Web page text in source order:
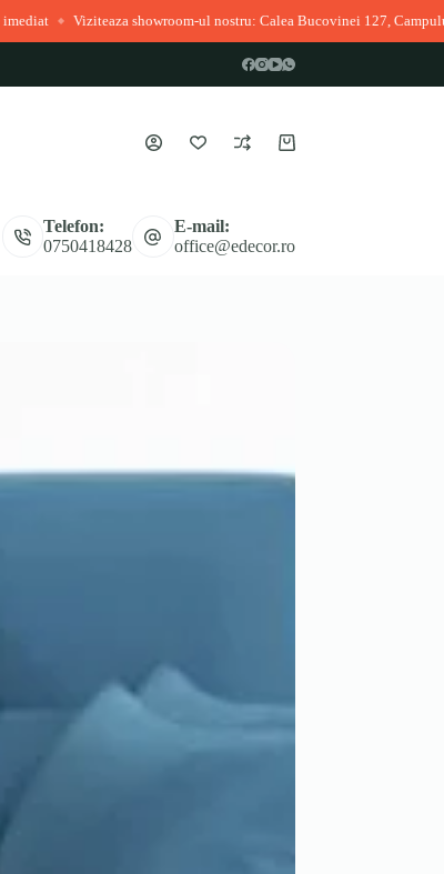
◆ Viziteaza showroom-ul nostru: Calea Bucovinei 127, Campulung
Coș
Telefon:
0750418428
E-mail:
office@edecor.ro